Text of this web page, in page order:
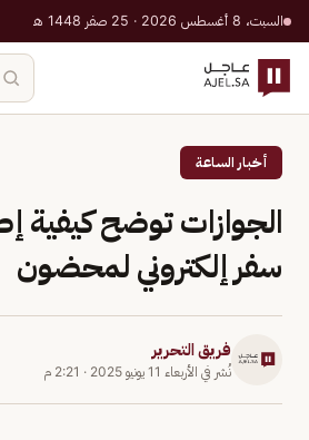
السبت، 8 أغسطس 2026 · 25 صفر 1448 هـ
أخبار الساعة
الجوازات توضح كيفية
سفر إلكتروني لمحضون
فريق التحرير
نُشر في الأربعاء 11 يونيو 2025 · 2:21 م